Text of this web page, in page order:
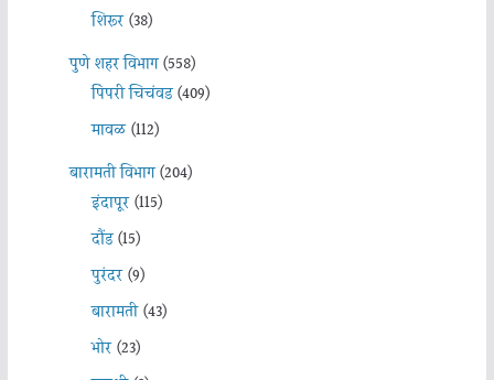
शिरूर(38)
पुणे शहर विभाग(558)
पिंपरी चिचंवड(409)
मावळ(112)
बारामती विभाग(204)
इंदापूर(115)
दौंड(15)
पुरंदर(9)
बारामती(43)
भोर(23)